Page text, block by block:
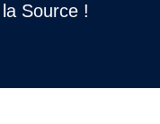
Source !